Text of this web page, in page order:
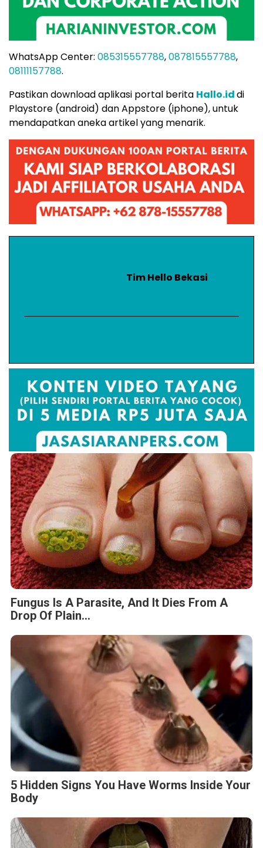
WhatsApp Center: 085315557788,087815557788,
08111157788.
Pastikan download aplikasi portal berita Hallo.iddi
Playstore (android) dan Appstore (iphone), untuk
mendapatkan aneka artikel yang menarik.
Tim Hello Bekasi
Fungus Is A Parasite, And It Dies From A
Drop Of Plain...
5 Hidden Signs You Have Worms Inside Your
Body